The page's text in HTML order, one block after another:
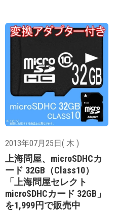
2013年07月25日( 木 )
上海問屋、microSDHCカ
ード 32GB（Class10）
「上海問屋セレクト
microSDHCカード 32GB」
を1,999円で販売中